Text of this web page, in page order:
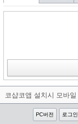
PC버전 로그인